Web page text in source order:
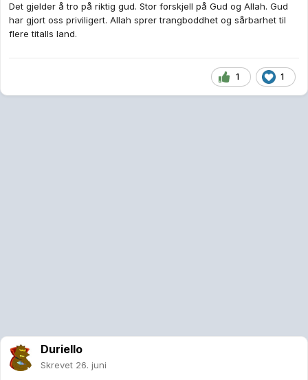
Det gjelder å tro på riktig gud. Stor forskjell på Gud og Allah. Gud
har gjort oss priviligert. Allah sprer trangboddhet og sårbarhet til
flere titalls land.
1 1
Duriello
Skrevet 26. juni